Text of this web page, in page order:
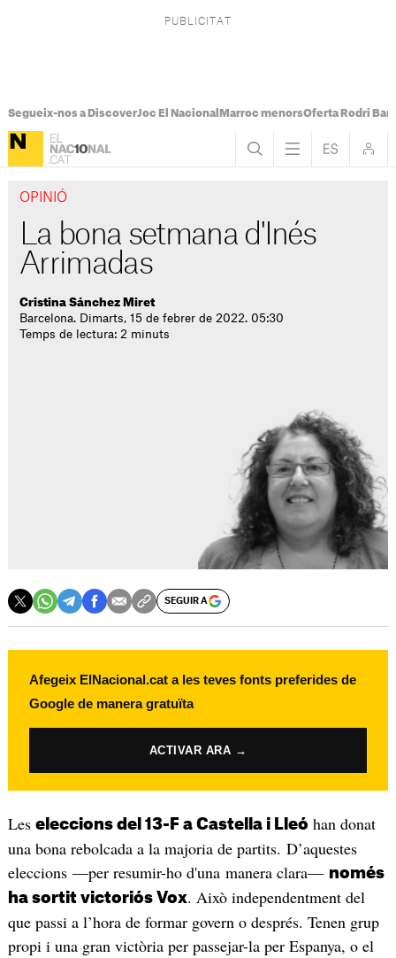
Segueix-nos a DiscoverJoc El Nacional Marroc menorsOferta Rodri
OPINIÓ
La bona setmana d'Inés
Arrimadas
Cristina Sánchez Miret
Barcelona. Dimarts, 15 de febrer de 2022. 05:30
Temps de lectura: 2 minuts
SEGUIR A
Afegeix ElNacional.cat a les teves fonts preferides de
Google de manera gratuïta
ACTIVAR ARA →
Les eleccions del 13-F a Castella i Lleó han donat
una bona rebolcada a la majoria de partits. D’aquestes
eleccions ―per resumir-ho d'una manera clara― només
ha sortit victoriós Vox. Això independentment del
que passi a l’hora de formar govern o després. Tenen grup
propi i una gran victòria per passejar-la per Espanya, o el